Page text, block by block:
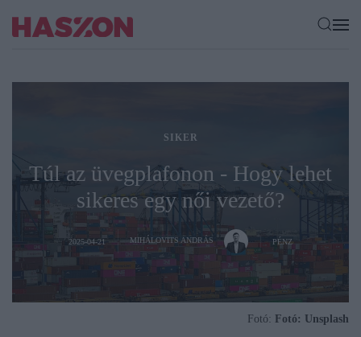
SIKER
Túl az üvegplafonon - Hogy lehet
sikeres egy női vezető?
2025-04-21 MIHÁLOVITS ANDRÁS PÉNZ
Fotó: Fotó: Unsplash